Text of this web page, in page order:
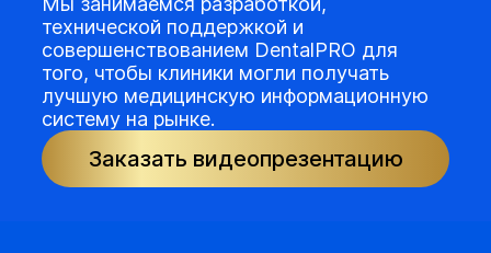
технической поддержкой и
совершенствованием DentalPRO для
того, чтобы клиники могли получать
лучшую медицинскую информационную
систему на рынке.
Заказать видеопрезентацию